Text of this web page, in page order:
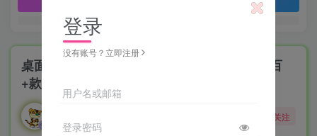
桌面萌娘MMD4为舞而生|中文|赠送整合集成百
+款-模型+音乐舞蹈|
酒醒只在花前坐，酒醉还来花下眠。
关注
登录
没有账号？立即注册
用户名或邮箱
登录密码